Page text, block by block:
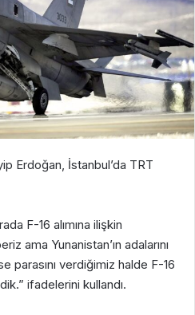
Erdoğan, İstanbul’da TRT
F-16 alımına ilişkin
ama Yunanistan’ın adalarını
parasını verdiğimiz halde F-16
ifadelerini kullandı.